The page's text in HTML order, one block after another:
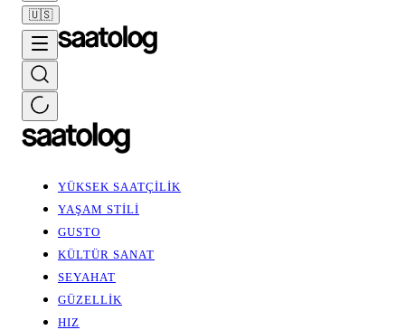
🇺🇸
YÜKSEK SAATÇİLİK
YAŞAM STİLİ
GUSTO
KÜLTÜR SANAT
SEYAHAT
GÜZELLİK
HIZ